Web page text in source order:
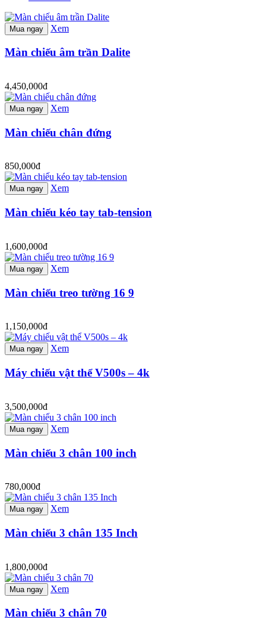
Mua ngay Xem
Màn chiếu âm trần Dalite
4,450,000đ
Mua ngay Xem
Màn chiếu chân đứng
850,000đ
Mua ngay Xem
Màn chiếu kéo tay tab-tension
1,600,000đ
Mua ngay Xem
Màn chiếu treo tường 16 9
1,150,000đ
Mua ngay Xem
Máy chiếu vật thể V500s – 4k
3,500,000đ
Mua ngay Xem
Màn chiếu 3 chân 100 inch
780,000đ
Mua ngay Xem
Màn chiếu 3 chân 135 Inch
1,800,000đ
Mua ngay Xem
Màn chiếu 3 chân 70